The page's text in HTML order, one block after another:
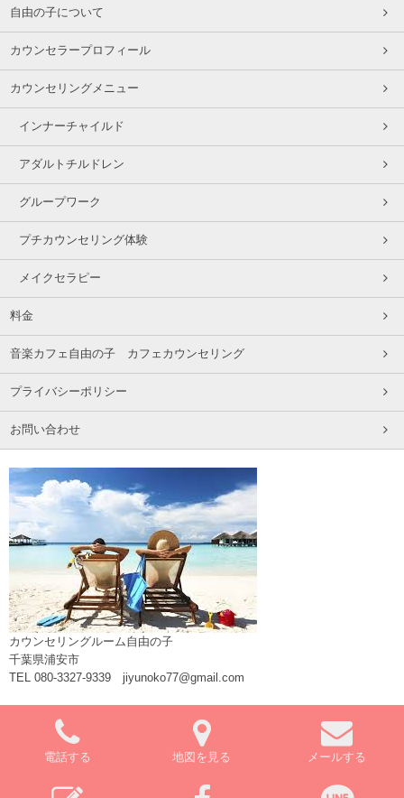
自由の子について
カウンセラープロフィール
カウンセリングメニュー
インナーチャイルド
アダルトチルドレン
グループワーク
プチカウンセリング体験
メイクセラピー
料金
音楽カフェ自由の子 カフェカウンセリング
プライバシーポリシー
お問い合わせ
カウンセリングルーム自由の子
千葉県浦安市
TEL 080-3327-9339 jiyunoko77@gmail.com
電話する 地図を見る メールする